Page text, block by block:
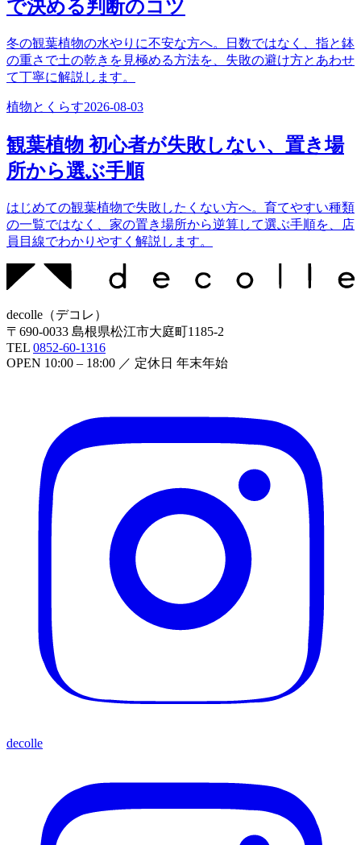
で決める判断のコツ
冬の観葉植物の水やりに不安な方へ。日数ではなく、指と鉢
の重さで土の乾きを見極める方法を、失敗の避け方とあわせ
て丁寧に解説します。
植物とくらす2026-08-03
観葉植物 初心者が失敗しない、置き場
所から選ぶ手順
はじめての観葉植物で失敗したくない方へ。育てやすい種類
の一覧ではなく、家の置き場所から逆算して選ぶ手順を、店
員目線でわかりやすく解説します。
decolle （デコレ ）
〒 690-0033 島根県松江市大庭町1185-2
TEL 0852-60-1316
OPEN 10:00 – 18:00 ／ 定休日 年末年始
decolle